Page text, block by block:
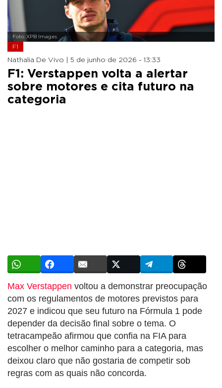
Foto: XPB Images
F1
Nathalia De Vivo | 5 de junho de 2026 - 13:33
F1: Verstappen volta a alertar
sobre motores e cita futuro na
categoria
Max Verstappen voltou a demonstrar preocupação
com os regulamentos de motores previstos para
2027 e indicou que seu futuro na Fórmula 1 pode
depender da decisão final sobre o tema. O
tetracampeão afirmou que confia na FIA para
escolher o melhor caminho para a categoria, mas
deixou claro que não gostaria de competir sob
regras com as quais não concorda.